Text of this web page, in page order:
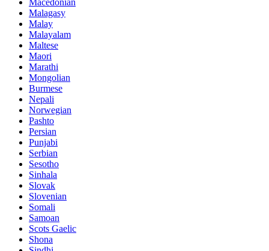
Malagasy
Malay
Malayalam
Maltese
Maori
Marathi
Mongolian
Burmese
Nepali
Norwegian
Pashto
Persian
Punjabi
Serbian
Sesotho
Sinhala
Slovak
Slovenian
Somali
Samoan
Scots Gaelic
Shona